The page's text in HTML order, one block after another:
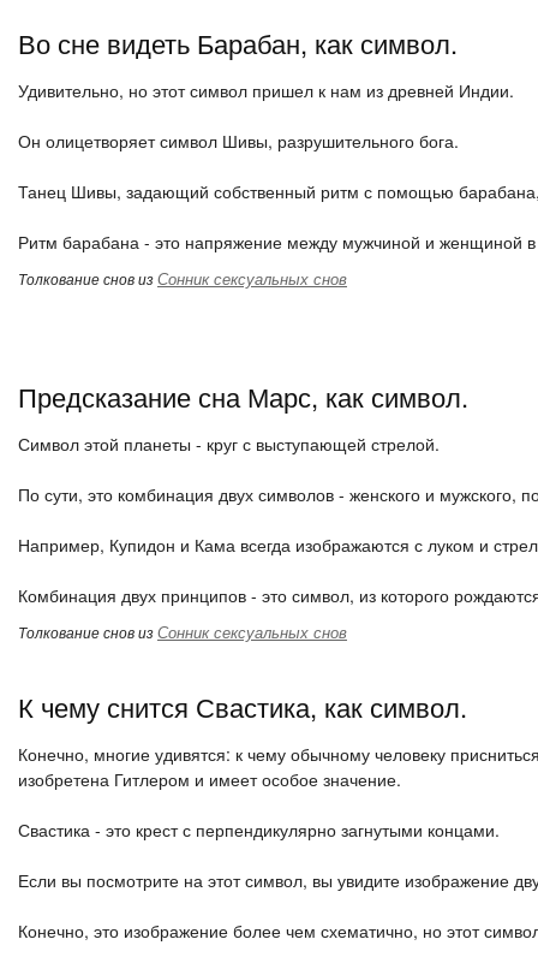
Во сне видеть Барабан, как символ.
Удивительно, но этот символ пришел к нам из древней Индии.
Он олицетворяет символ Шивы, разрушительного бога.
Танец Шивы, задающий собственный ритм с помощью барабана,
Ритм барабана - это напряжение между мужчиной и женщиной
Толкование снов изСонник сексуальных снов
Предсказание сна Марс, как символ.
Символ этой планеты - круг с выступающей стрелой.
По сути, это комбинация двух символов - женского и мужского,
Например, Купидон и Кама всегда изображаются с луком и
Комбинация двух принципов - это символ, из которого
Толкование снов изСонник сексуальных снов
К чему снится Свастика, как символ.
Конечно, многие удивятся: к чему обычному человеку
изобретена Гитлером и имеет особое значение.
Свастика - это крест с перпендикулярно загнутыми концами.
Если вы посмотрите на этот символ, вы увидите изображение
Конечно, это изображение более чем схематично, но этот